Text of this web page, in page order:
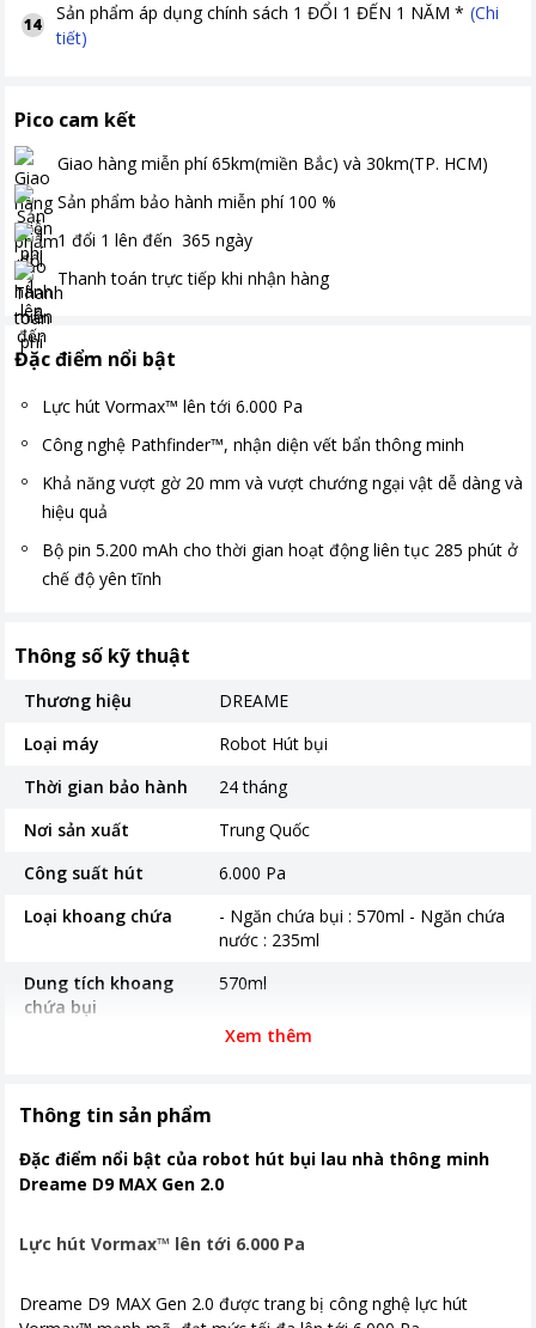
14
Sản phẩm áp dụng chính sách 1 ĐỔI 1 ĐẾN 1 NĂM * (Chi
tiết)
Pico cam kết
Giao hàng miễn phí 65km(miền Bắc) và 30km(TP. HCM)
Sản phẩm bảo hành miễn phí 100 %
1 đổi 1 lên đến 365 ngày
Thanh toán trực tiếp khi nhận hàng
Đặc điểm nổi bật
Lực hút Vormax™ lên tới 6.000 Pa
Công nghệ Pathfinder™, nhận diện vết bẩn thông minh
Khả năng vượt gờ 20 mm và vượt chướng ngại vật dễ dàng và
hiệu quả
Bộ pin 5.200 mAh cho thời gian hoạt động liên tục 285 phút ở
chế độ yên tĩnh
Thông số kỹ thuật
Thương hiệu
DREAME
Loại máy
Robot Hút bụi
Thời gian bảo hành
24 tháng
Nơi sản xuất
Trung Quốc
Công suất hút
6.000 Pa
Loại khoang chứa
- Ngăn chứa bụi : 570ml - Ngăn chứa
nước : 235ml
Dung tích khoang
chứa bụi
570ml
Công nghệ Pathfinder™ điều hướng
Kích thước, khối lượng
93,2 mm -Trọng lượng robot 3,21 kg
-Trọng lượng đế sạc 0,38 kg
Khoảng giá
Từ 5 - 10 triệu
Xem thêm
Thông tin sản phẩm
Đặc điểm nổi bật của robot hút bụi lau nhà thông minh
Dreame D9 MAX Gen 2.0
Lực hút Vormax™ lên tới 6.000 Pa
Dreame D9 MAX Gen 2.0 được trang bị công nghệ lực hút